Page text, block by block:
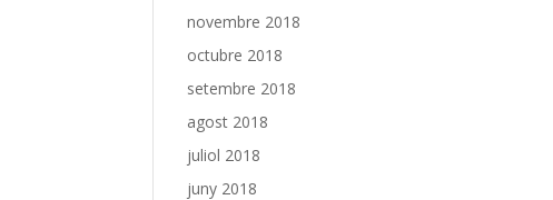
novembre 2018
octubre 2018
setembre 2018
agost 2018
juliol 2018
juny 2018